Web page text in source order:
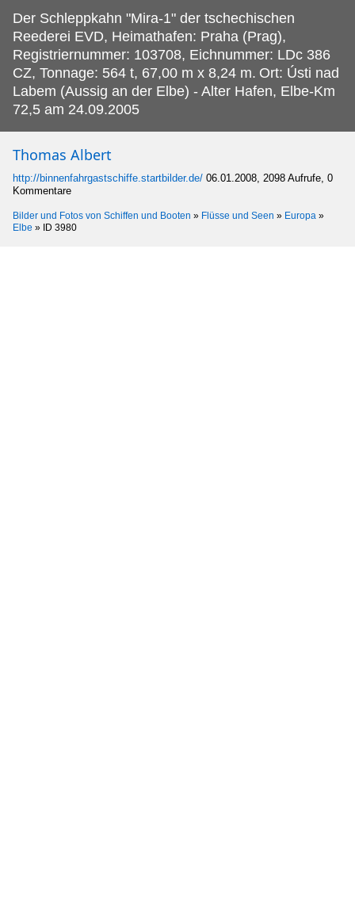
Der Schleppkahn "Mira-1" der tschechischen
Reederei EVD, Heimathafen: Praha (Prag),
Registriernummer: 103708, Eichnummer: LDc 386
CZ, Tonnage: 564 t, 67,00 m x 8,24 m. Ort: Ústi nad
Labem (Aussig an der Elbe) - Alter Hafen, Elbe-Km
72,5 am 24.09.2005
Thomas Albert
http://binnenfahrgastschiffe.startbilder.de/ 06.01.2008, 2098 Aufrufe, 0
Kommentare
Bilder und Fotos von Schiffen und Booten » Flüsse und Seen » Europa »
Elbe » ID 3980